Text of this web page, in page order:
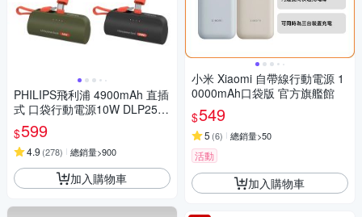
PHILIPS飛利浦 4900mAh 直插
式 口袋行動電源10W DLP2550
17.88Wh_具Wh標示
$599
4.9 (278) 總銷量>900
加入購物車
小米 Xiaomi 自帶線行動電源 1
0000mAh口袋版 官方旗艦館
$549
5 (6) 總銷量>50
活動
加入購物車